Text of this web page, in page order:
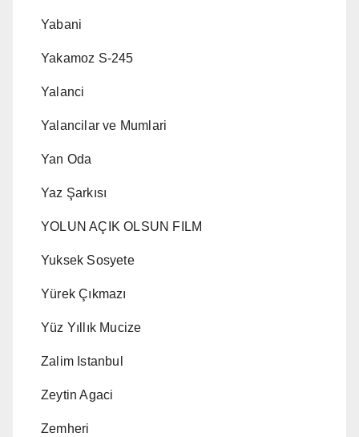
Yabani
Yakamoz S-245
Yalanci
Yalancilar ve Mumlari
Yan Oda
Yaz Şarkısı
YOLUN AÇIK OLSUN FILM
Yuksek Sosyete
Yürek Çıkmazı
Yüz Yıllık Mucize
Zalim Istanbul
Zeytin Agaci
Zemheri